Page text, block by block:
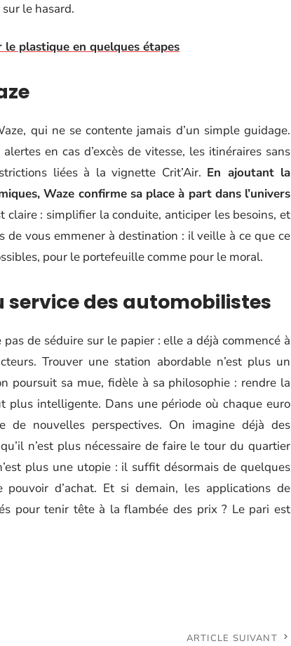
le hasard.
plastique en quelques étapes
qui ne se contente jamais d’un simple guidage.
en cas d’excès de vitesse, les itinéraires sans
liées à la vignette Crit’Air. En ajoutant la
Waze confirme sa place à part dans l’univers
claire : simplifier la conduite, anticiper les besoins, et
vous emmener à destination : il veille à ce que ce
pour le portefeuille comme pour le moral.
service des automobilistes
de séduire sur le papier : elle a déjà commencé à
Trouver une station abordable n’est plus un
poursuit sa mue, fidèle à sa philosophie : rendre la
plus intelligente. Dans une période où chaque euro
de nouvelles perspectives. On imagine déjà des
n’est plus nécessaire de faire le tour du quartier
plus une utopie : il suffit désormais de quelques
d’achat. Et si demain, les applications de
pour tenir tête à la flambée des prix ? Le pari est
ARTICLE SUIVANT